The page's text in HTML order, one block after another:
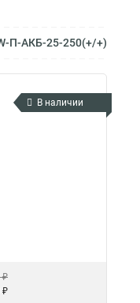
П-АКБ-25-250(+/+)
В наличии
₽
₽